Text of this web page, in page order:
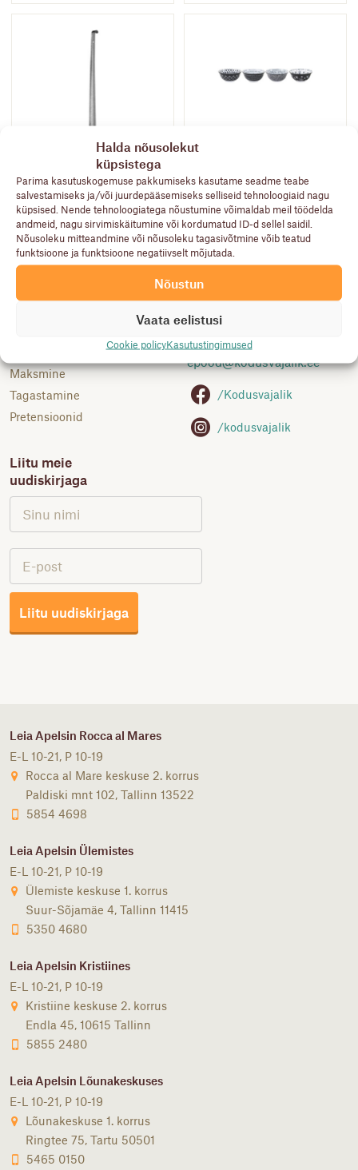
Halda nõusolekut
küpsistega
Parima kasutuskogemuse pakkumiseks kasutame seadme teabe
salvestamiseks ja/või juurdepääsemiseks selliseid tehnoloogiaid nagu
küpsised. Nende tehnoloogiatega nõustumine võimaldab meil töödelda
andmeid, nagu sirvimiskäitumine või kordumatud ID-d sellel saidil.
Nõusoleku mitteandmine või nõusoleku tagasivõtmine võib teatud
funktsioone ja funktsioone negatiivselt mõjutada.
Nõustun
Vaata eelistusi
Cookie policyKasutustingimused
oli:
on:
Kingalusikas, 52cm
5,90€
PORCELANA
610 ml
6,40€
Maksmine
Tagastamine
Pretensioonid
Klienditoe telefon:
5691 9522
Vastab E-R 12.00-17.00
epood@kodusvajalik.ee
/Kodusvajalik
/kodusvajalik
Liitu meie
uudiskirjaga
Liitu uudiskirjaga
Leia Apelsin Rocca al Mares
E-L 10-21, P 10-19
Rocca al Mare keskuse 2. korrus
Paldiski mnt 102, Tallinn 13522
5854 4698
Leia Apelsin Ülemistes
E-L 10-21, P 10-19
Ülemiste keskuse 1. korrus
Suur-Sõjamäe 4, Tallinn 11415
5350 4680
Leia Apelsin Kristiines
E-L 10-21, P 10-19
Kristiine keskuse 2. korrus
Endla 45, 10615 Tallinn
5855 2480
Leia Apelsin Lõunakeskuses
E-L 10-21, P 10-19
Lõunakeskuse 1. korrus
Ringtee 75, Tartu 50501
5465 0150